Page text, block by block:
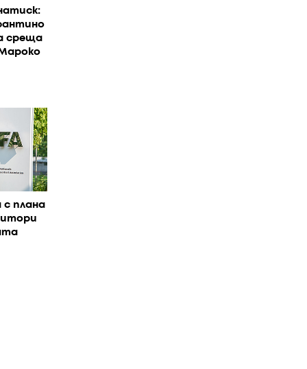
среща
плана